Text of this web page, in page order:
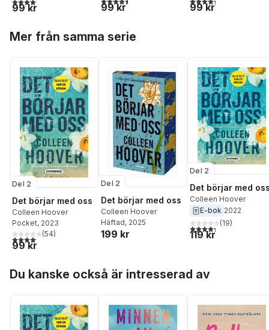
99 kr 99 kr 99 kr
Mer från samma serie
Del 2
Det börjar med oss
Colleen Hoover
Pocket, 2023
4,1utav 5 stjärnor. Totalt antal röster:
(54)
99 kr
Del 2
Det börjar med oss
Colleen Hoover
Häftad, 2025
199 kr
Del 2
Det börjar med
Colleen Hoover
E-bok 2022
4,3utav 5 stjärnor.
(19)
119 kr
Du kanske också är intresserad av